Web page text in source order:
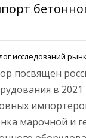
исследований
посвящен
в 2021
марочной и